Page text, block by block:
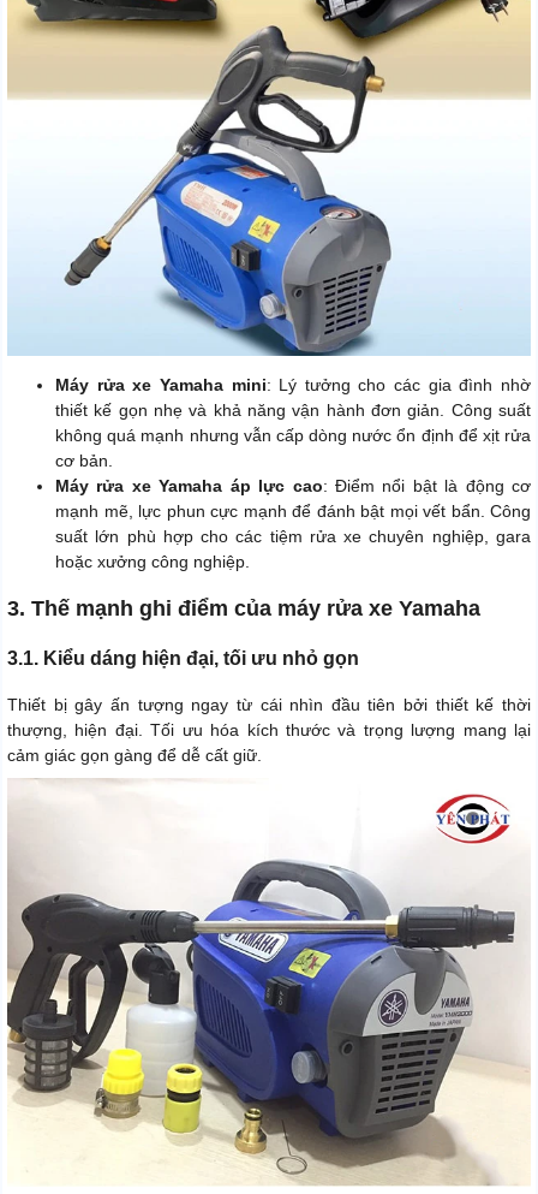
Máy rửa xe Yamaha mini: Lý tưởng cho các gia đình nhờ
thiết kế gọn nhẹ và khả năng vận hành đơn giản. Công suất
không quá mạnh nhưng vẫn cấp dòng nước ổn định để xịt rửa
cơ bản.
Máy rửa xe Yamaha áp lực cao: Điểm nổi bật là động cơ
mạnh mẽ, lực phun cực mạnh để đánh bật mọi vết bẩn. Công
suất lớn phù hợp cho các tiệm rửa xe chuyên nghiệp, gara
hoặc xưởng công nghiệp.
3. Thế mạnh ghi điểm của máy rửa xe Yamaha
3.1. Kiểu dáng hiện đại, tối ưu nhỏ gọn
Thiết bị gây ấn tượng ngay từ cái nhìn đầu tiên bởi thiết kế thời
thượng, hiện đại. Tối ưu hóa kích thước và trọng lượng mang lại
cảm giác gọn gàng để dễ cất giữ.